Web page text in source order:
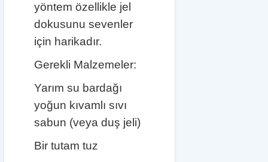
yöntem özellikle jel
dokusunu sevenler
için harikadır.
Gerekli Malzemeler:
Yarım su bardağı
yoğun kıvamlı sıvı
sabun (veya duş jeli)
Bir tutam tuz